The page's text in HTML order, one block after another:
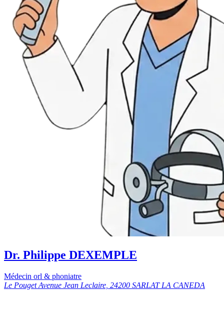
Dr. Philippe DEXEMPLE
Médecin orl & phoniatre
Le Pouget Avenue Jean Leclaire, 24200 SARLAT LA CANEDA